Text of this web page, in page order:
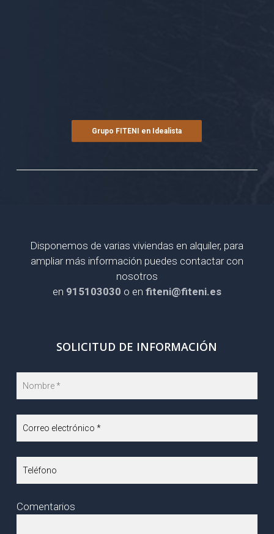
Grupo FITENI en Idealista
Disponemos de varias viviendas en alquiler, para
ampliar más información puedes contactar con
nosotros
en 915103030 o en fiteni@fiteni.es
SOLICITUD DE INFORMACIÓN
Comentarios